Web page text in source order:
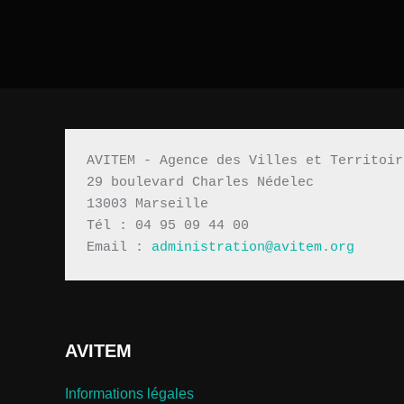
AVITEM - Agence des Villes et
29 boulevard Charles Nédelec
13003 Marseille
Tél : 04 95 09 44 00
Email : administration@avitem.org
AVITEM
Informations légales